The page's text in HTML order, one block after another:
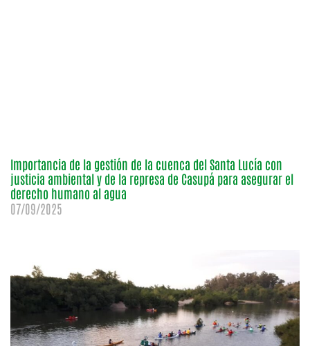
Importancia de la gestión de la cuenca del Santa Lucía con
justicia ambiental y de la represa de Casupá para asegurar el
derecho humano al agua
07/09/2025